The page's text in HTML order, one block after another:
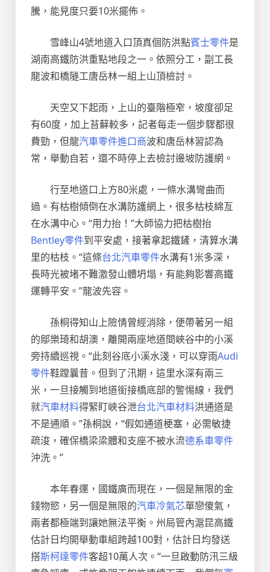
騰，能見度只要10米擺佈。
雪峰山4號地道入口頂真個防洪點賓士零件是
湖南高鐵防洪重點地段之一。依照分工，副工長
龍波和橋隧工唐岳林一組上山頂檢討。
天空又下起雨，上山的臺階極窄，坡度卻足
有60度，加上苔蘚較多，記者每走一個步驟都很
費勁，但龍汽車零件進口商波和唐岳林習認為
常，舉動自若，還不時停上去檢討邊坡防護網。
行至地道口上方80米處，一條水溝彎曲而
過。有枯樹傾倒在水溝防護網上，很多枯枝綿亙
在水溝中心。“用力抬！”大師協力把枯樹抬
Bentley零件到平安處，接著拿起鐵鏟，清算水溝
里的枯枝。“這條台北汽車零件水溝有1米多深，
長時光被堵不難激發山體坍塌，有能夠影響高鐵
運轉平安。”龍波先容。
孫桐得知山上險情曾經消除，便帶著另一組
的鄔樂琦和胡澳，離開兩座地道間峽谷中的小溪
旁持續巡視。“此刻谷底小溪水淺，可以穿雨Audi
零件鞋蹚曩昔。但到了汛期，這里水深有兩三
米，一旦接觸到地道銜接橋底部的警惕線，我們
就汽車材料得緊盯峽谷泄台北汽車材料洪通道是
不是通順。”孫桐說，“假如通道梗塞，必需敏捷
疏浚，確保橋梁梁體和支座不被水流德系車零件
沖洗。”
本年春運，國鐵廣而現在，一個是無限的金
錢物慾，另一個是無限的汽車冷氣芯單戀傻氣，
兩者都極端到讓她無法平衡。州局管內滬昆高鐵
估計日均開舉動車組跨越100對，估計日均發送
搭斯柯達零件客超10萬人次。“一旦啟動防汛三級